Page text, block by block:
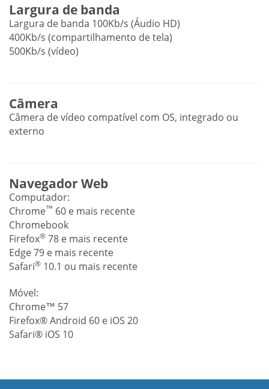
Largura de banda
Largura de banda 100Kb/s (Áudio HD)
400Kb/s (compartilhamento de tela)
500Kb/s (vídeo)
Câmera
Câmera de vídeo compatível com OS, integrado ou
externo
Navegador Web
Computador:
Chrome™ 60 e mais recente
Chromebook
Firefox® 78 e mais recente
Edge 79 e mais recente
Safari® 10.1 ou mais recente
Móvel:
Chrome™ 57
Firefox® Android 60 e iOS 20
Safari® iOS 10